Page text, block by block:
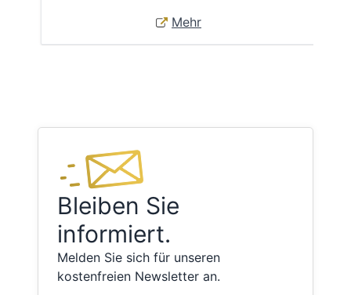
Mehr
Bleiben Sie
informiert.
Melden Sie sich für unseren
kostenfreien Newsletter an.